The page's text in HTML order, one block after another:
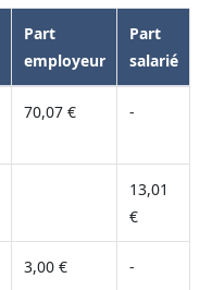
Part
employeur
Part
salarié
70,07 € -
13,01
€
3,00 € -